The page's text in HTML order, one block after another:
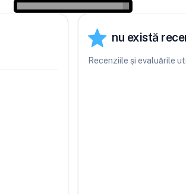
nu există
Recenziile și evaluările